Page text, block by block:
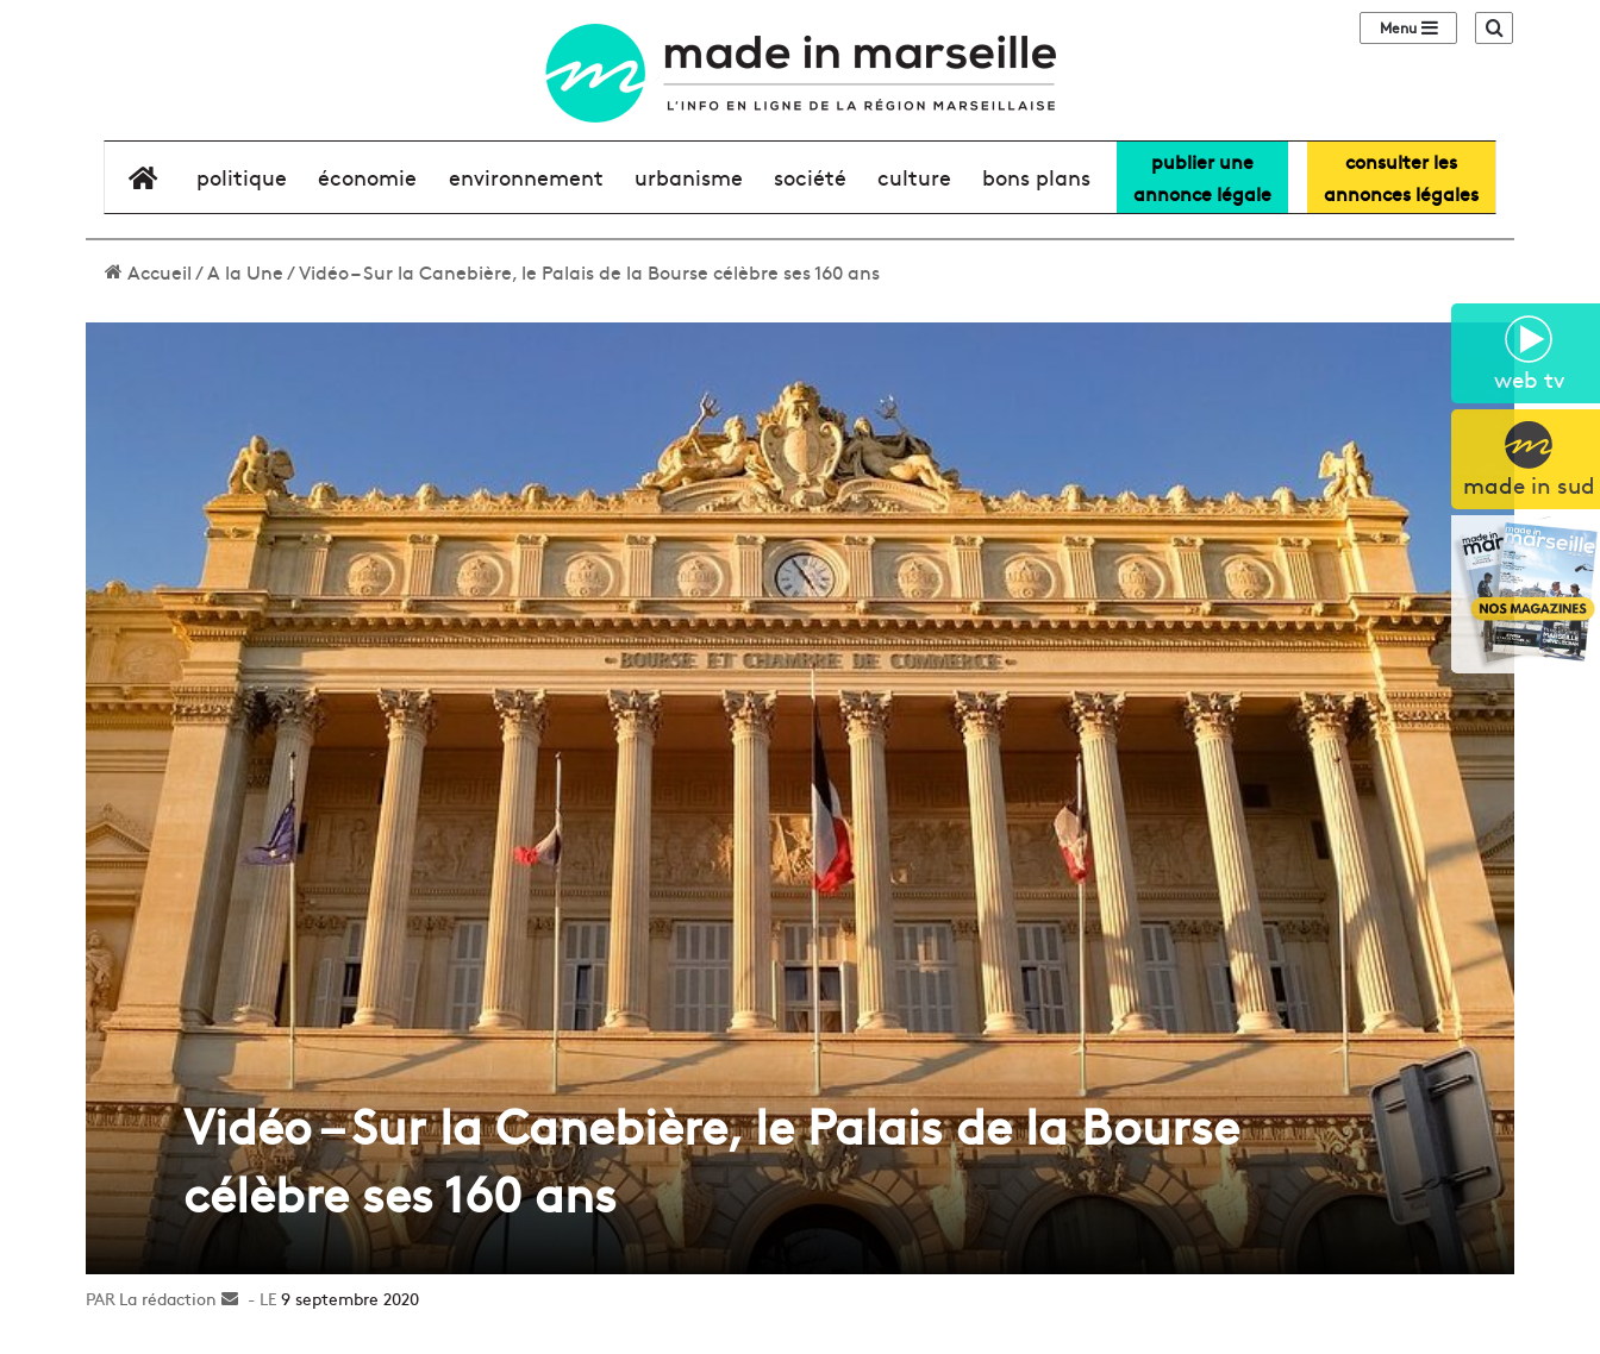
web tv
made in sud
Sidebar (barre
élément de menu
politique économie environnement urbanisme société culture bons plans
publier une
annonce légale
consulter les
annonces légales
Accueil/A la Une/Vidéo – Sur la Canebière, le Palais de la Bourse célèbre ses 160 ans
Vidéo – Sur la Canebière, le Palais de la Bourse
célèbre ses 160 ans
La rédaction
Envoyer9 septembre 2020